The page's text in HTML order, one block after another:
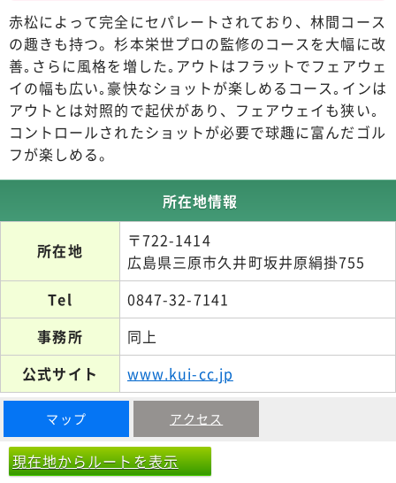
赤松によって完全にセパレートされており、林間コース
の趣きも持つ。杉本栄世プロの監修のコースを大幅に改
善｡さらに風格を増した｡アウトはフラットでフェアウェ
イの幅も広い｡豪快なショットが楽しめるコース｡インは
アウトとは対照的で起伏があり、フェアウェイも狭い｡
コントロールされたショットが必要で球趣に富んだゴル
フが楽しめる。
所在地情報
所在地
〒722-1414
広島県三原市久井町坂井原絹掛755
Tel
0847-32-7141
事務所
同上
公式サイト
www.kui-cc.jp
マップ アクセス
現在地からルートを表示